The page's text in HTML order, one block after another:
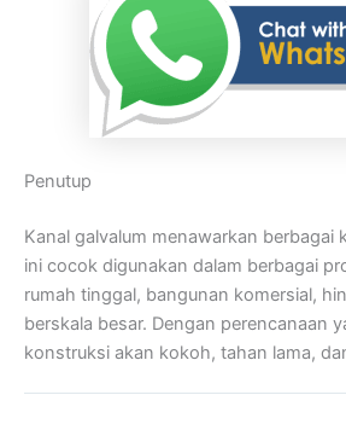
Penutup
Kanal galvalum menawarkan berbagai
ini cocok digunakan dalam berbagai
rumah tinggal, bangunan komersial,
berskala besar. Dengan perencanaan
konstruksi akan kokoh, tahan lama,